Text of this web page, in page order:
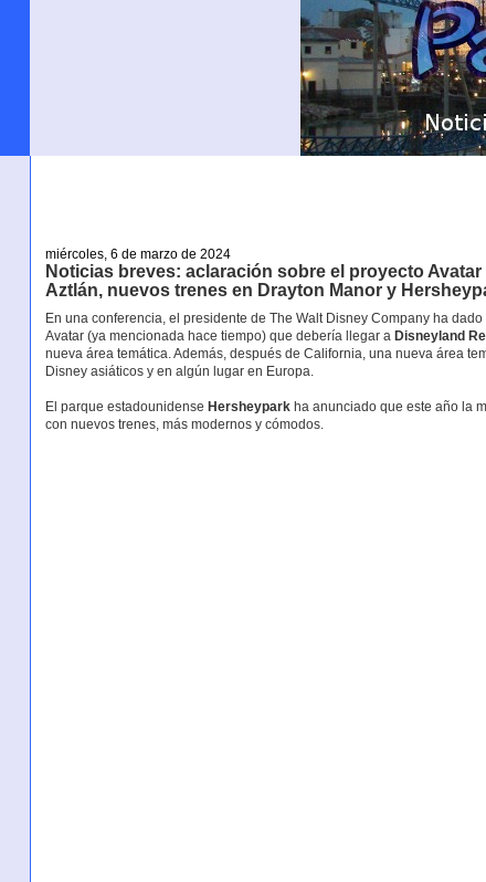
miércoles, 6 de marzo de 2024
Noticias breves: aclaración sobre el proyecto
Aztlán, nuevos trenes en Drayton Manor y
En una conferencia, el presidente de The Walt Disney Company ha dado
Avatar (ya mencionada hace tiempo) que debería llegar a Disneyland
nueva área temática. Además, después de California, una nueva área
Disney asiáticos y en algún lugar en Europa.
El parque estadounidense Hersheyparkha anunciado que este año la
con nuevos trenes, más modernos y cómodos.